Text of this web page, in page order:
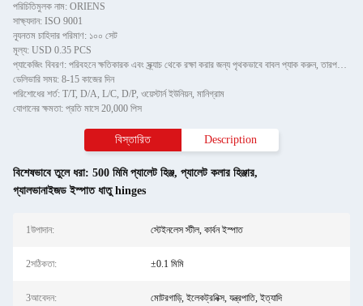
পরিচিতিমুলক নাম: ORIENS
সাক্ষ্যদান: ISO 9001
ন্যূনতম চাহিদার পরিমাণ: ১০০ সেট
মূল্য: USD 0.35 PCS
প্যাকেজিং বিবরণ: পরিবহনে ক্ষতিকারক এবং স্ক্র্যাচ থেকে রক্ষা করার জন্য পৃথকভাবে বাবল প্যাক করুন, তারপরে শক্ত কাগজে
ডেলিভারি সময়: 8-15 কাজের দিন
পরিশোধের শর্ত: T/T, D/A, L/C, D/P, ওয়েস্টার্ন ইউনিয়ন, মানিগ্রাম
যোগানের ক্ষমতা: প্রতি মাসে 20,000 পিস
বিস্তারিত Description
বিশেষভাবে তুলে ধরা: 500 মিমি প্যালেট হিঞ্জ, প্যালেট কলার হিঞ্জার,
গ্যালভানাইজড ইস্পাত ধাতু hinges
1উপাদান: স্টেইনলেস স্টীল, কার্বন ইস্পাত
2সঠিকতা: ±0.1 মিমি
3আবেদন: মোটরগাড়ি, ইলেকট্রনিক্স, যন্ত্রপাতি, ইত্যাদি